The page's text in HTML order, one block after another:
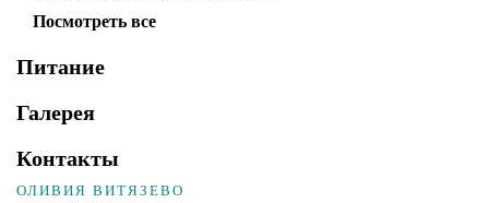
Посмотреть все
Питание
Галерея
Контакты
ОЛИВИЯ ВИТЯЗЕВО